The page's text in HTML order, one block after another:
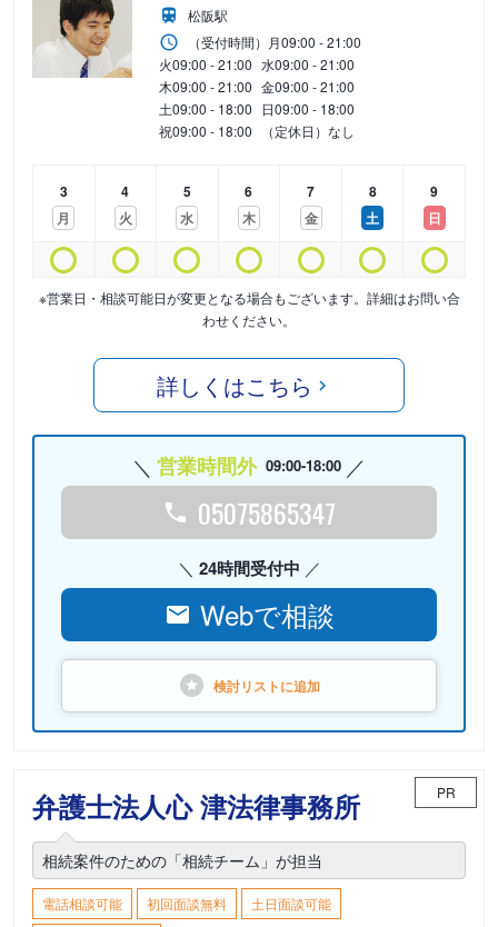
松阪駅
（受付時間） 月09:00 - 21:00
火09:00 - 21:00 水09:00 - 21:00
木09:00 - 21:00 金09:00 - 21:00
土09:00 - 18:00 日09:00 - 18:00
祝09:00 - 18:00 （定休日）なし
3
月
4
火
5
水
6
木
7
金
8
土
9
日
※営業日・相談可能日が変更となる場合もございます。詳細はお問い合
わせください。
詳しくはこちら
営業時間外 09:00-18:00
05075865347
24時間受付中
Webで相談
検討リストに追加
弁護士法人心 津法律事務所 PR
相続案件のための「相続チーム」が担当
電話相談可能 初回面談無料 土日面談可能